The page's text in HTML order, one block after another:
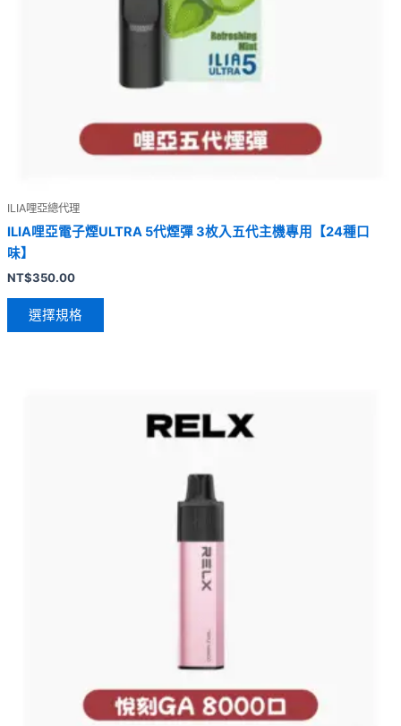
ILIA哩亞總代理
ILIA哩亞電子煙ULTRA 5代煙彈 3枚入五代主機專用【24種口
味】
NT$350.00
選擇規格